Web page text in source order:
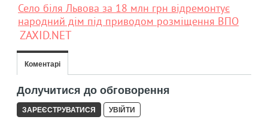
Село біля Львова за 18 млн грн відремонтує
народний дім під приводом розміщення ВПО
ZAXID.NET